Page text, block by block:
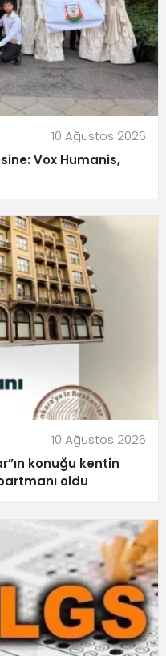
10 Ağustos 2026
Vox Humanis,
10 Ağustos 2026
konuğu kentin
oldu